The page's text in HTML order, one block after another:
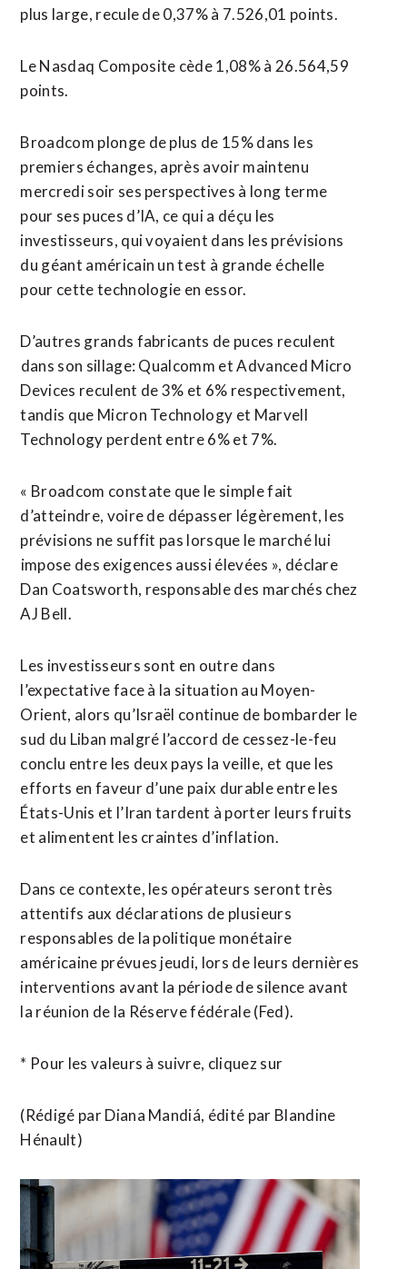
plus large, recule de 0,37% à 7.526,01 points.
Le Nasdaq Composite cède 1,08% à 26.564,59
points.
Broadcom plonge de plus de ​15% dans les
premiers échanges, après avoir maintenu
mercredi soir ses perspectives à long terme
pour ses puces d’IA, ce qui a déçu les
investisseurs, qui voyaient dans les prévisions
du géant américain un test à grande ⁠échelle
pour cette technologie en essor.
D’autres grands fabricants de puces reculent
⁠dans son sillage: Qualcomm et Advanced Micro
Devices reculent de 3% et 6% respectivement,
tandis que Micron Technology et Marvell
Technology perdent entre 6% et 7%.
« Broadcom constate que le simple fait
d’atteindre, voire de ⁠dépasser ‌légèrement, les
prévisions ne suffit pas lorsque le marché lui
⁠impose des exigences aussi élevées », déclare
Dan ​Coatsworth, responsable des ​marchés chez
AJ Bell.
Les investisseurs sont en outre dans
l’expectative face ​à la situation au Moyen-
Orient, alors qu’Israël continue de bombarder le
sud du Liban malgré ‌l’accord de cessez-le-feu ​
conclu entre les deux pays la veille, et que les
efforts en ​faveur d’une paix durable entre les
États-Unis et l’Iran tardent à porter leurs fruits
et alimentent les craintes d’inflation.
Dans ce contexte, les opérateurs seront très
attentifs aux déclarations de plusieurs
responsables de la politique monétaire
américaine prévues jeudi, lors de ⁠leurs dernières
interventions avant la période de silence avant
la réunion de la Réserve fédérale (Fed).
* Pour les valeurs ​à suivre, cliquez sur
(Rédigé par Diana Mandiá, ​édité par Blandine
Hénault)